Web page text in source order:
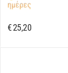
ημέρες
€25,20